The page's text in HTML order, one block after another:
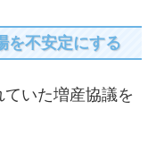
を不安定にする
いた増産協議を